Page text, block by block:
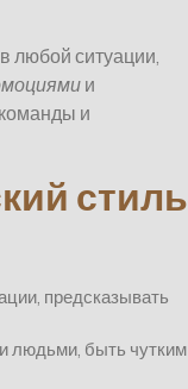
любой ситуации,
и
и
стиль
предсказывать
людьми, быть чутким